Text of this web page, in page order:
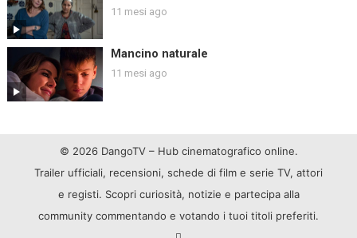
11 mesi ago
Mancino naturale
11 mesi ago
© 2026 DangoTV – Hub cinematografico online.
Trailer ufficiali, recensioni, schede di film e serie TV, attori
e registi. Scopri curiosità, notizie e partecipa alla
community commentando e votando i tuoi titoli preferiti.